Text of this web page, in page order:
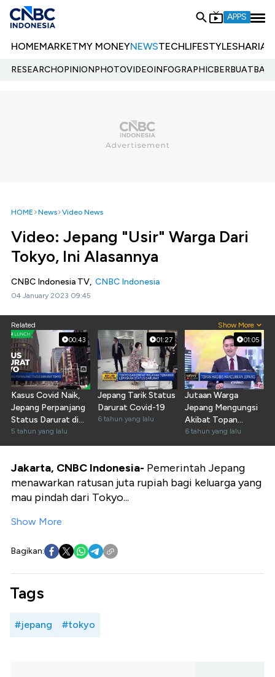
APPS
HOMEMARKETMY MONEYNEWSTECHLIFESTYLESHARIA
RESEARCHOPINIONPHOTOVIDEOINFOGRAPHIC
HOME News Video News
Video: Jepang "Usir" Warga Dari
Tokyo, Ini Alasannya
CNBC Indonesia TV, CNBC Indonesia
04 January 2023 09:45
Related Show More
00:43
Kasus Covid Naik,
Jepang Perpanjang
Status Darurat di
Tokyo
5 tahun yang lalu
01:27
Jepang Tarik Status
Darurat Covid-19
6 tahun yang lalu
01:05
Jutaan Warga
Jepang Mengungsi
Akibat Topan
Hagibis
6 tahun yang lalu
Jakarta, CNBC Indonesia- Pemerintah Jepang
menawarkan ratusan juta rupiah bagi keluarga yang
mau pindah dari Tokyo...
Show More
Bagikan:
Tags
#jepang #tokyo